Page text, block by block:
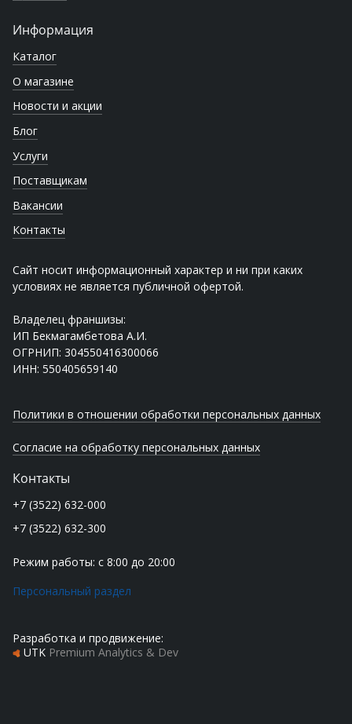
Информация
Каталог
О магазине
Новости и акции
Блог
Услуги
Поставщикам
Вакансии
Контакты
Сайт носит информационный характер и ни при каких
условиях не является публичной офертой.
Владелец франшизы:
ИП Бекмагамбетова А.И.
ОГРНИП: 304550416300066
ИНН: 550405659140
Политики в отношении обработки персональных данных
Согласие на обработку персональных данных
Контакты
+7 (3522) 632-000
+7 (3522) 632-300
Режим работы: с 8:00 до 20:00
Персональный раздел
Разработка и продвижение:
UTK Premium Analytics & Dev